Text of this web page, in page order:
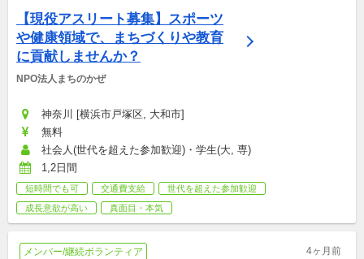
【現役アスリート募集】スポーツ
や健康領域で、まちづくりや教育
に貢献しませんか？
NPO法人まちのかぜ
神奈川 [横浜市戸塚区, 大和市]
無料
社会人(世代を超えた参加歓迎)・学生(大, 専)
1,2日間
短時間でも可 交通費支給
世代を超えた参加歓迎
成長意欲が高い
真面目・本気
メンバー/継続ボランティア 4ヶ月前